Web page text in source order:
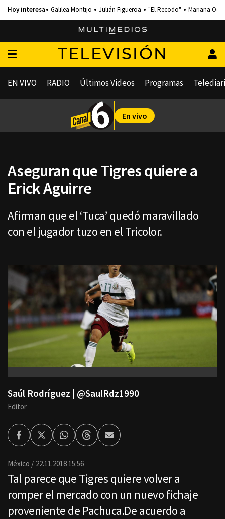
Galilea Montijo Julián Figueroa "El Recodo" Mariana
TELEVISIÓN
EN VIVO RADIO Últimos Videos Programas
En vivo
Aseguran que Tigres quiere a
Erick Aguirre
Afirman que el ‘Tuca’ quedó maravillado
con el jugador tuzo en el Tricolor.
Saúl Rodríguez | @SaulRdz1990
Editor
FacebookTwitterWhatsappThreadsEnviar
por
México 22.11.2018 15:56
Tal parece que Tigres quiere volver a
romper el mercado con un nuevo fichaje
proveniente de Pachuca.De acuerdo a